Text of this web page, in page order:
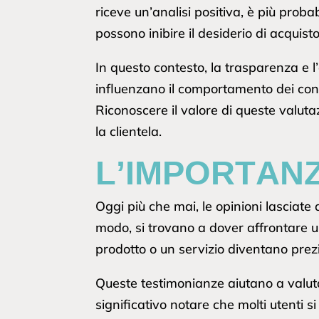
riceve un’analisi positiva, è più
possono inibire il desiderio di
In questo contesto, la trasparenza e
influenzano il comportamento dei
Riconoscere il valore di queste
la clientela.
Oggi più che mai, le opinioni
modo, si trovano a dover affrontare
prodotto o un servizio diventano
Queste testimonianze aiutano a
significativo notare che molti utenti